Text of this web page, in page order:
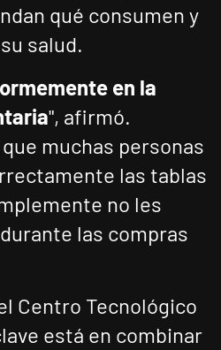
qué consumen y
salud.
en la
", afirmó.
muchas personas
las tablas
no les
las compras
Centro Tecnológico
está en combinar